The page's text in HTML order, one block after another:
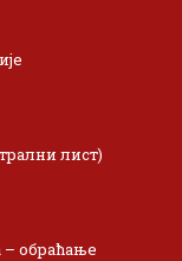
лист)
– обраћање